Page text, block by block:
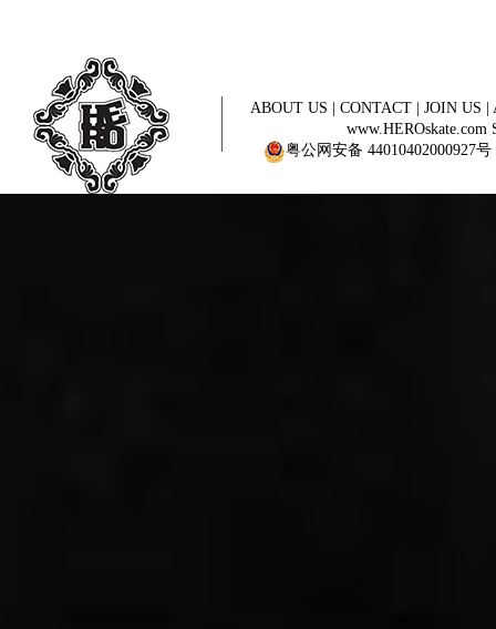
ABOUT US CONTACT JOIN US
www.HEROskate.com
粤公网安备 44010402000927号